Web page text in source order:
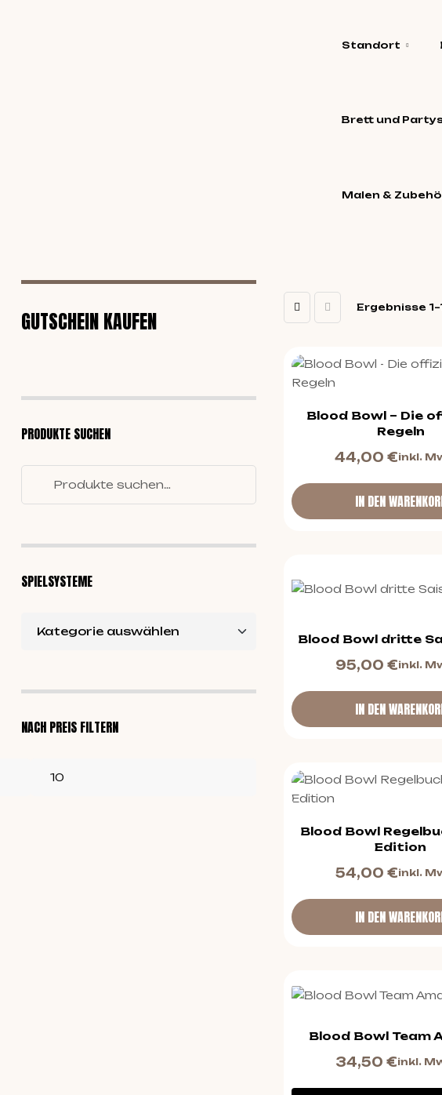
Standort
Brett und
Malen &
Ergebnisse
Blood Bowl – Die
Regeln
44,00€inkl.
IN DEN
Blood Bowl dritte
95,00 €inkl.
IN DEN
Blood Bowl
Edition
54,00 €inkl.
IN DEN
Blood Bowl Team
34,50€inkl.
GUTSCHEIN KAUFEN
PRODUKTE SUCHEN
SPIELSYSTEME
NACH PREIS FILTERN